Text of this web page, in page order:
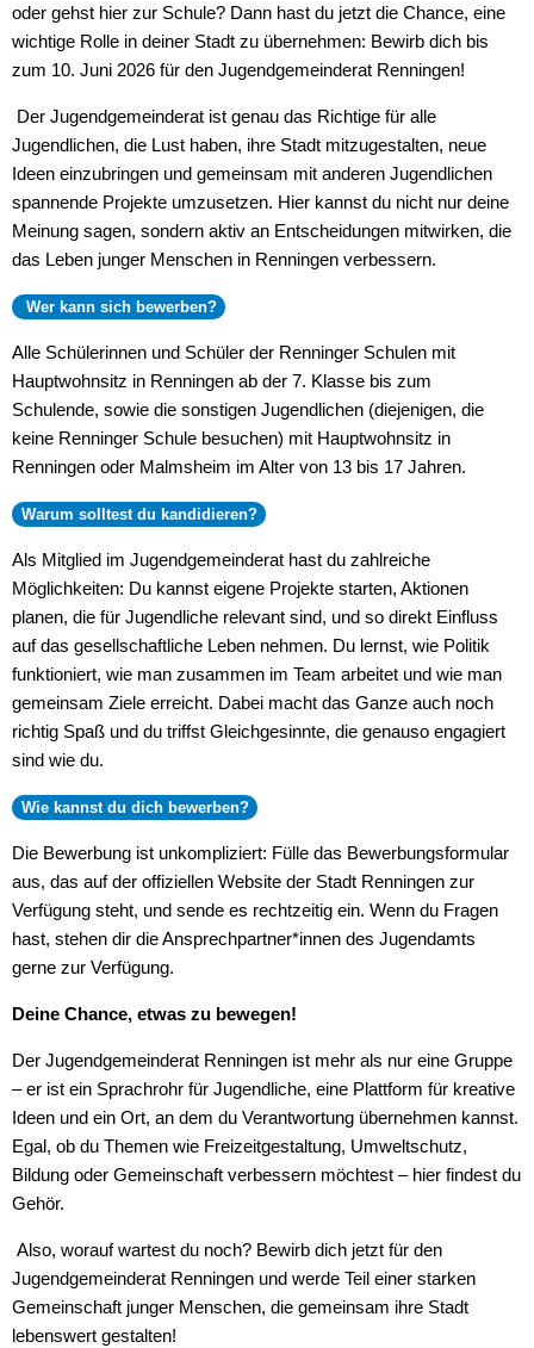
oder gehst hier zur Schule? Dann hast du jetzt die Chance, eine
wichtige Rolle in deiner Stadt zu übernehmen: Bewirb dich bis
zum 10. Juni 2026 für den Jugendgemeinderat Renningen!
Der Jugendgemeinderat ist genau das Richtige für alle
Jugendlichen, die Lust haben, ihre Stadt mitzugestalten, neue
Ideen einzubringen und gemeinsam mit anderen Jugendlichen
spannende Projekte umzusetzen. Hier kannst du nicht nur deine
Meinung sagen, sondern aktiv an Entscheidungen mitwirken, die
das Leben junger Menschen in Renningen verbessern.
Wer kann sich bewerben?
Alle Schülerinnen und Schüler der Renninger Schulen mit
Hauptwohnsitz in Renningen ab der 7. Klasse bis zum
Schulende, sowie die sonstigen Jugendlichen (diejenigen, die
keine Renninger Schule besuchen) mit Hauptwohnsitz in
Renningen oder Malmsheim im Alter von 13 bis 17 Jahren.
Warum solltest du kandidieren?
Als Mitglied im Jugendgemeinderat hast du zahlreiche
Möglichkeiten: Du kannst eigene Projekte starten, Aktionen
planen, die für Jugendliche relevant sind, und so direkt Einfluss
auf das gesellschaftliche Leben nehmen. Du lernst, wie Politik
funktioniert, wie man zusammen im Team arbeitet und wie man
gemeinsam Ziele erreicht. Dabei macht das Ganze auch noch
richtig Spaß und du triffst Gleichgesinnte, die genauso engagiert
sind wie du.
Wie kannst du dich bewerben?
Die Bewerbung ist unkompliziert: Fülle das Bewerbungsformular
aus, das auf der offiziellen Website der Stadt Renningen zur
Verfügung steht, und sende es rechtzeitig ein. Wenn du Fragen
hast, stehen dir die Ansprechpartner*innen des Jugendamts
gerne zur Verfügung.
Deine Chance, etwas zu bewegen!
Der Jugendgemeinderat Renningen ist mehr als nur eine Gruppe
– er ist ein Sprachrohr für Jugendliche, eine Plattform für kreative
Ideen und ein Ort, an dem du Verantwortung übernehmen kannst.
Egal, ob du Themen wie Freizeitgestaltung, Umweltschutz,
Bildung oder Gemeinschaft verbessern möchtest – hier findest du
Gehör.
Also, worauf wartest du noch? Bewirb dich jetzt für den
Jugendgemeinderat Renningen und werde Teil einer starken
Gemeinschaft junger Menschen, die gemeinsam ihre Stadt
lebenswert gestalten!